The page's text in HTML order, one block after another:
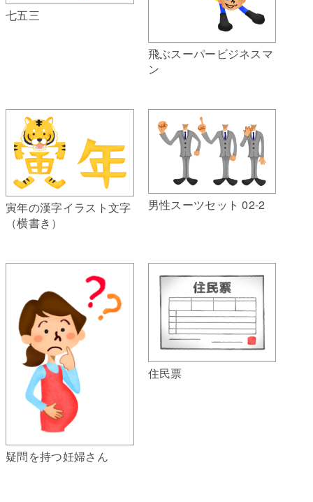
七五三
飛ぶスーパービジネスマ
ン
寅年の漢字イラスト文字
（横書き）
男性スーツセット 02-2
疑問を持つ妊婦さん
住民票